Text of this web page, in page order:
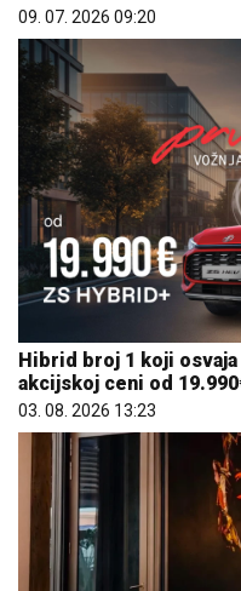
09. 07. 2026 09:20
Hibrid broj 1 koji
akcijskoj ceni od
03. 08. 2026 13:23